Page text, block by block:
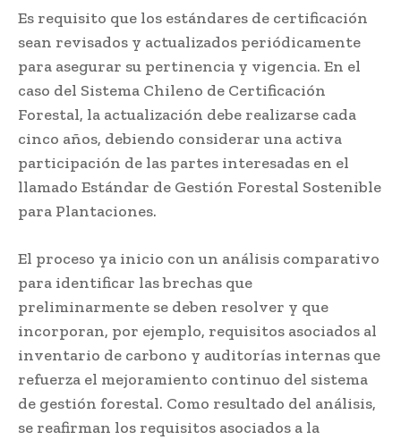
Es requisito que los estándares de certificación
sean revisados y actualizados periódicamente
para asegurar su pertinencia y vigencia. En el
caso del Sistema Chileno de Certificación
Forestal, la actualización debe realizarse cada
cinco años, debiendo considerar una activa
participación de las partes interesadas en el
llamado Estándar de Gestión Forestal Sostenible
para Plantaciones.
El proceso ya inicio con un análisis comparativo
para identificar las brechas que
preliminarmente se deben resolver y que
incorporan, por ejemplo, requisitos asociados al
inventario de carbono y auditorías internas que
refuerza el mejoramiento continuo del sistema
de gestión forestal. Como resultado del análisis,
se reafirman los requisitos asociados a la